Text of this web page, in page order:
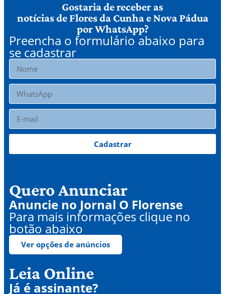
Gostaria de receber as
notícias de Flores da Cunha e Nova Pádua
por WhatsApp?
Preencha o formulário abaixo para
se cadastrar
Cadastrar
Quero Anunciar
Anuncie no Jornal O Florense
Para mais informações clique no
botão abaixo
Ver opções de anúncios
Leia Online
Já é assinante?